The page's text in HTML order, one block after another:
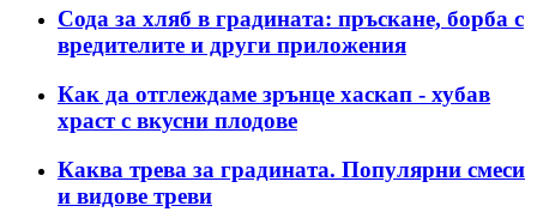
Сода за хляб в градината: пръскане, борба с
вредителите и други приложения
Как да отглеждаме зрънце хаскап - хубав
храст с вкусни плодове
Каква трева за градината. Популярни смеси
и видове треви